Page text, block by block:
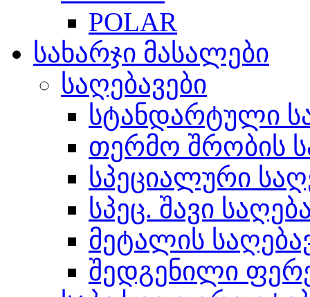
POLAR
სახარჯი მასალები
საღებავები
სტანდარტული
თერმო შრობის
სპეციალური
სპეც. შავი
მეტალის
შედგენილი